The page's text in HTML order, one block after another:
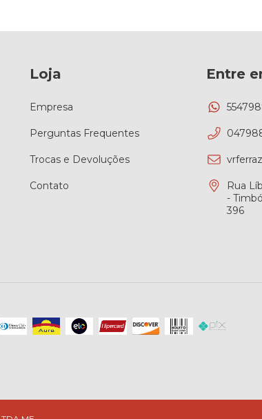
Loja
Empresa
Perguntas Frequentes
Trocas e Devoluções
Contato
Entre
Rua
-
396